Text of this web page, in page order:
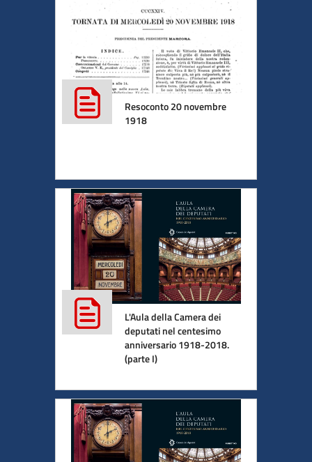
Resoconto 20 novembre
1918
L'Aula della Camera dei
deputati nel centesimo
anniversario 1918-2018.
(parte I)